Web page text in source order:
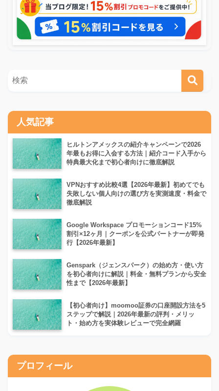
人気記事
ヒルトンアメックスの紹介キャンペーンで2026
年最もお得に入会する方法｜紹介コード入手から
特典最大化まで初心者向けに徹底解説
VPNおすすめ比較4選【2026年最新】初めてでも
失敗しない個人向けの選び方を実測速度・料金で
徹底解説
Google Workspace プロモーションコード15%
割引×12ヶ月｜クーポンを公式パートナーが即発
行【2026年最新】
Genspark（ジェンスパーク）の始め方・使い方
を初心者向けに解説｜料金・無料プランから安全
性まで【2026年最新】
【初心者向け】moomoo証券の口座開設方法を5
ステップで解説｜2026年最新の評判・メリッ
ト・始め方を実体験レビューで完全網羅
プロフィール